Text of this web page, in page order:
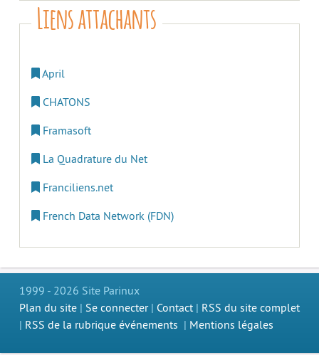
Liens attachants
April
CHATONS
Framasoft
La Quadrature du Net
Franciliens.net
French Data Network (FDN)
1999 - 2026 Site Parinux
Plan du site | Se connecter| Contact | RSS du site complet
| RSS de la rubrique événements | Mentions légales